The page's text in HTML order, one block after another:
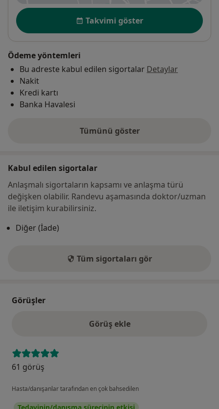
Uygunluk
Takvimi göster
Ödeme yöntemleri
Bu adreste kabul edilen sigortalar Detaylar
Nakit
Kredi kartı
Banka Havalesi
Tümünü göster
adres hakkında
Kabul edilen sigortalar
Anlaşmalı sigortaların kapsamı ve anlaşma türü
değişken olabilir. Randevu aşamasında doktor/uzman
ile iletişim kurabilirsiniz.
Diğer (İade)
Tüm sigortaları gör
Görüşler
Görüş ekle
61 görüş
Hasta/danışanlar tarafından en çok bahsedilen